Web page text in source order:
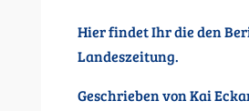
Hier findet Ihr die den
Landeszeitung.
Geschrieben von Kai